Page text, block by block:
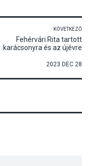
KÖVETKEZŐ
Fehérvári Rita tartott
karácsonyra és az újévre
Dunabogdányban
2023 DEC 28